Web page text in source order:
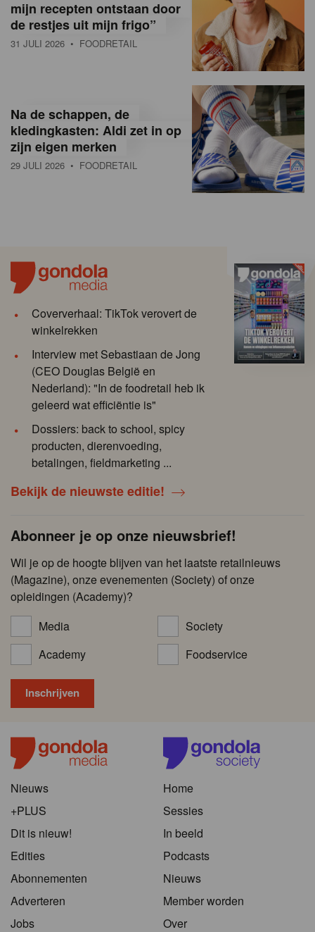
mijn recepten ontstaan door
de restjes uit mijn frigo”
31 JULI 2026 • FOODRETAIL
Na de schappen, de
kledingkasten: Aldi zet in op
zijn eigen merken
29 JULI 2026 • FOODRETAIL
Coververhaal: TikTok verovert de
winkelrekken
Interview met Sebastiaan de Jong
(CEO Douglas België en
Nederland): "In de foodretail heb ik
geleerd wat efficiëntie is"
Dossiers: back to school, spicy
producten, dierenvoeding,
betalingen, fieldmarketing ...
Bekijk de nieuwste editie!
Abonneer je op onze nieuwsbrief!
Wil je op de hoogte blijven van het laatste retailnieuws
(Magazine), onze evenementen (Society) of onze
opleidingen (Academy)?
Media
Society
Academy
Foodservice
Nieuws
+PLUS
Dit is nieuw!
Edities
Abonnementen
Adverteren
Jobs
Home
Sessies
In beeld
Podcasts
Nieuws
Member worden
Over